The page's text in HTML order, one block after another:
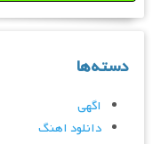
دسته‌ها
اگهی
دانلود اهنگ